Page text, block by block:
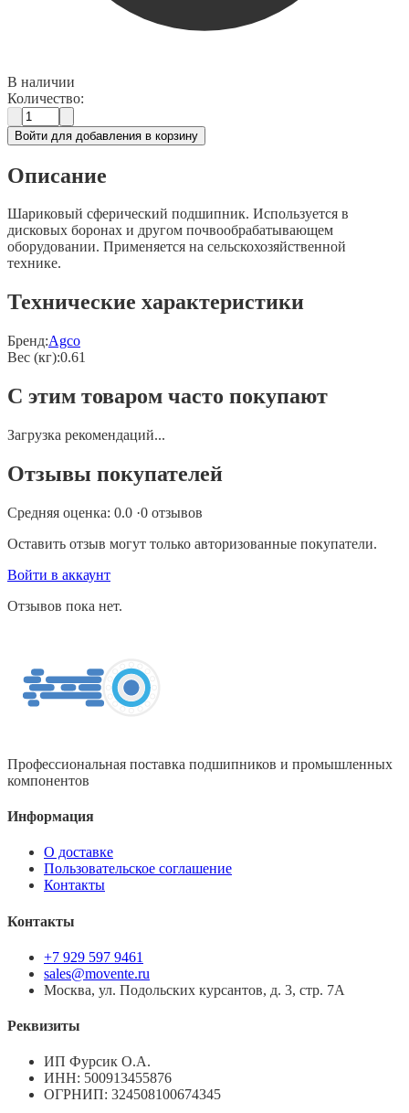
В наличии
Количество:
Войти для добавления в корзину
Описание
Шариковый сферический подшипник. Используется в
дисковых боронах и другом почвообрабатывающем
оборудовании. Применяется на сельскохозяйственной
технике.
Технические характеристики
Бренд:Agco
Вес (кг):0.61
С этим товаром часто покупают
Загрузка рекомендаций...
Отзывы покупателей
Средняя оценка: 0.0 ·0 отзывов
Оставить отзыв могут только авторизованные покупатели.
Войти в аккаунт
Отзывов пока нет.
Профессиональная поставка подшипников и промышленных
компонентов
Информация
О доставке
Пользовательское соглашение
Контакты
Контакты
+7 929 597 9461
sales@movente.ru
Москва, ул. Подольских курсантов, д. 3, стр. 7А
Реквизиты
ИП Фурсик О.А.
ИНН: 500913455876
ОГРНИП: 324508100674345